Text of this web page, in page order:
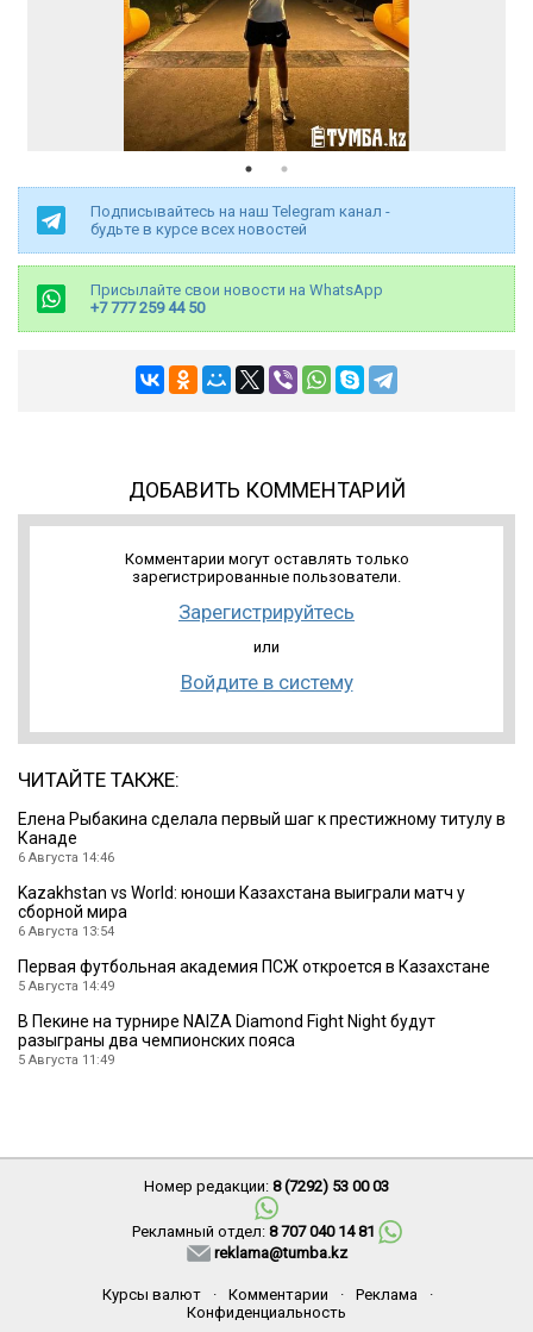
Подписывайтесь на наш Telegram канал -
будьте в курсе всех новостей
Присылайте свои новости на WhatsApp
+7 777 259 44 50
ДОБАВИТЬ КОММЕНТАРИЙ
Комментарии могут оставлять только
зарегистрированные пользователи.
Зарегистрируйтесь
или
Войдите в систему
ЧИТАЙТЕ ТАКЖЕ:
Елена Рыбакина сделала первый шаг к престижному титулу в
Канаде
6 Августа 14:46
Kazakhstan vs World: юноши Казахстана выиграли матч у
сборной мира
6 Августа 13:54
Первая футбольная академия ПСЖ откроется в Казахстане
5 Августа 14:49
В Пекине на турнире NAIZA Diamond Fight Night будут
разыграны два чемпионских пояса
5 Августа 11:49
Номер редакции: 8 (7292) 53 00 03
Рекламный отдел: 8 707 040 14 81
reklama@tumba.kz
Курсы валют · Комментарии · Реклама
·
Конфиденциальность